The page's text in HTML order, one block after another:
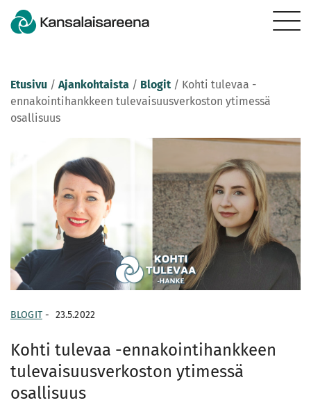
Etusivu / Ajankohtaista / Blogit / Kohti tulevaa -
ennakointihankkeen tulevaisuusverkoston ytimessä
osallisuus
BLOGIT- 23.5.2022
Kohti tulevaa -ennakointihankkeen
tulevaisuusverkoston ytimessä
osallisuus